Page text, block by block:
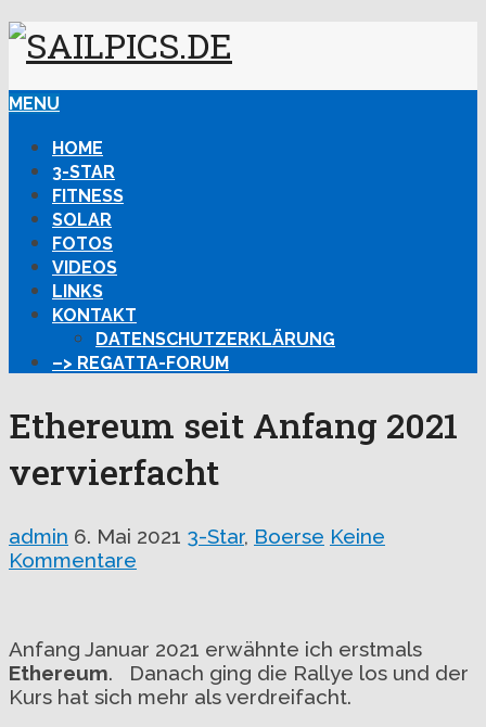
MENU
HOME
3-STAR
FITNESS
SOLAR
FOTOS
VIDEOS
LINKS
KONTAKT
DATENSCHUTZERKLÄRUNG
–> REGATTA-FORUM
Ethereum seit Anfang 2021
vervierfacht
admin 6. Mai 2021 3-Star, Boerse Keine
Kommentare
Anfang Januar 2021 erwähnte ich erstmals
Ethereum. Danach ging die Rallye los und der
Kurs hat sich mehr als verdreifacht.